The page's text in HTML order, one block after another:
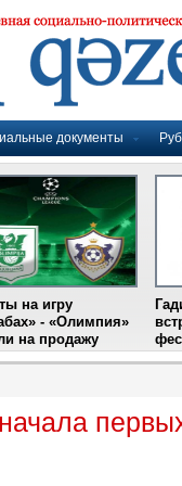
документы
на игру
- «Олимпия»
на продажу